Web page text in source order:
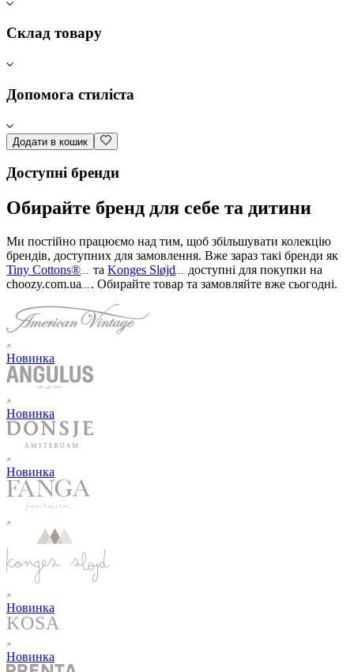
Склад товару
Допомога стиліста
Додати в кошик
Доступні бренди
Обирайте бренд для себе та дитини
Ми постійно працюємо над тим, щоб збільшувати колекцію
брендів, доступних для замовлення. Вже зараз такі бренди як
Tiny Cottons®
та Konges Sløjd
доступні для покупки на
choozy.com.ua
. Обирайте товар та замовляйте вже сьогодні.
Новинка
Новинка
Новинка
Новинка
Новинка